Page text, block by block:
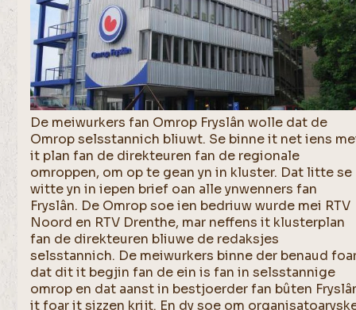
De meiwurkers fan Omrop Fryslân wolle dat de
Omrop selsstannich bliuwt. Se binne it net iens
it plan fan de direkteuren fan de regionale
omroppen, om op te gean yn in kluster. Dat litte se
witte yn in iepen brief oan alle ynwenners fan
Fryslân. De Omrop soe ien bedriuw wurde mei RTV
Noord en RTV Drenthe, mar neffens it klusterplan
fan de direkteuren bliuwe de redaksjes
selsstannich. De meiwurkers binne der benaud
dat dit it begjin fan de ein is fan in selsstannige
omrop en dat aanst in bestjoerder fan bûten
it foar it sizzen krijt. En dy soe om